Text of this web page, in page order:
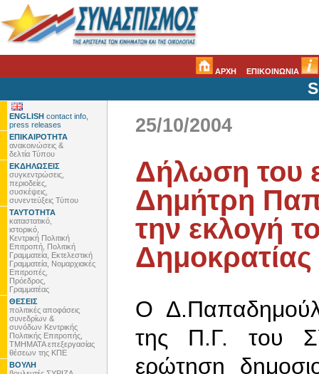
ΑΡΧΗ ΕΠΙΚΟΙΝΩΝΙΑ
ENGLISH contact info,
press releases
ΕΠΙΚΑΙΡΟΤΗΤΑ
ανακοινώσεις &
δελτία Τύπου
ΕΚΔΗΛΩΣΕΙΣ
συγκεντρώσεις,
περιοδείες,
συσκέψεις,
συνεντεύξεις Τύπου
ΤΑΥΤΟΤΗΤΑ
καταστατικό,
ιστορικό,
Κεντρική Πολιτική
Επιτροπή, Πολιτική
Γραμματεία, Εκτελεστική
Γραμματεία, Νομαρχιακές
Επιτροπές,
Πρόεδρος,
Γραμματέας
ΘΕΣΕΙΣ
πολιτικές αποφάσεις
συνεδρίων &
συνόδων Κεντρικής
Πολιτικής Επιτροπής,
ΤΜΗΜΑΤΑ επεξεργασίας
θέσεων της ΚΠΕ
ΒΟΥΛΗ
25/10/2004
Δήλωση του
Δημήτρη
την εκλογή
Δημοκρατίας
Ο
της Π.Γ. του
ερώτηση